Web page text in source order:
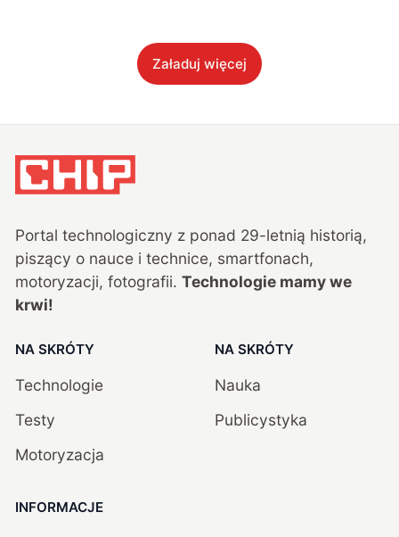
Załaduj więcej
Portal technologiczny z ponad 29-letnią historią,
piszący o nauce i technice, smartfonach,
motoryzacji, fotografii. Technologie mamy we
krwi!
NA SKRÓTY
Technologie
Testy
Motoryzacja
NA SKRÓTY
Nauka
Publicystyka
INFORMACJE